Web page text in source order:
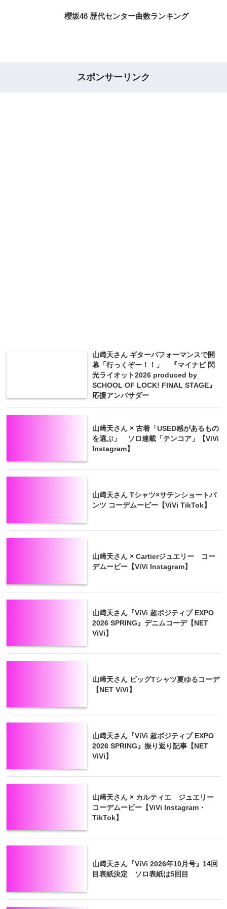
櫻坂46 歴代センター曲数ランキング
スポンサーリンク
山﨑天さん ギターパフォーマンスで開
幕「行っくぞー！！」 『マイナビ 閃
光ライオット2026 produced by
SCHOOL OF LOCK! FINAL STAGE』
応援アンバサダー
山﨑天さん × 古着「USED感があるもの
を選ぶ」 ソロ連載「テンコア」【ViVi
Instagram】
山﨑天さん Tシャツ×サテンショートパ
ンツ コーデムービー【ViVi TikTok】
山﨑天さん × Cartierジュエリー コー
デムービー【ViVi Instagram】
山﨑天さん『ViVi 超ポジティブ EXPO
2026 SPRING』デニムコーデ【NET
ViVi】
山﨑天さん ビッグTシャツ夏ゆるコーデ
【NET ViVi】
山﨑天さん『ViVi 超ポジティブ EXPO
2026 SPRING』振り返り記事【NET
ViVi】
山﨑天さん × カルティエ ジュエリー
コーデムービー【ViVi Instagram・
TikTok】
山﨑天さん『ViVi 2026年10月号』14回
目表紙決定 ソロ表紙は5回目